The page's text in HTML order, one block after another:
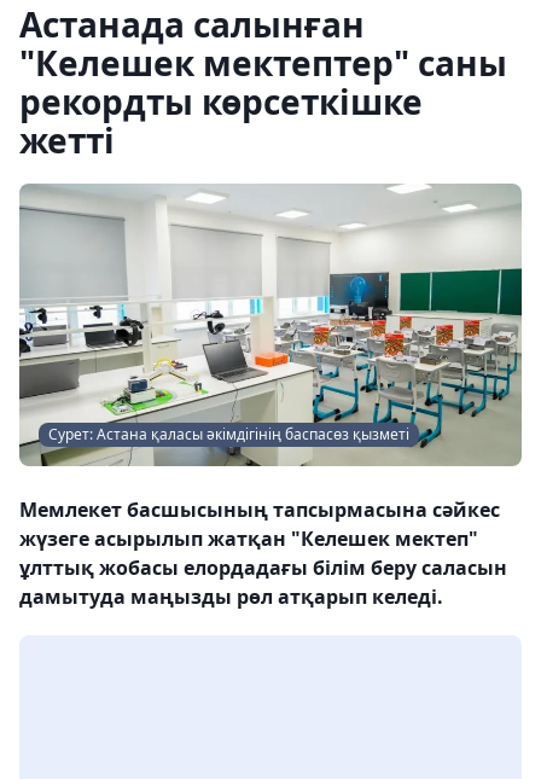
Астанада салынған
"Келешек мектептер" саны
рекордты көрсеткішке
жетті
Сурет: Астана қаласы әкімдігінің баспасөз қызметі
Мемлекет басшысының тапсырмасына сәйкес
жүзеге асырылып жатқан "Келешек мектеп"
ұлттық жобасы елордадағы білім беру саласын
дамытуда маңызды рөл атқарып келеді.